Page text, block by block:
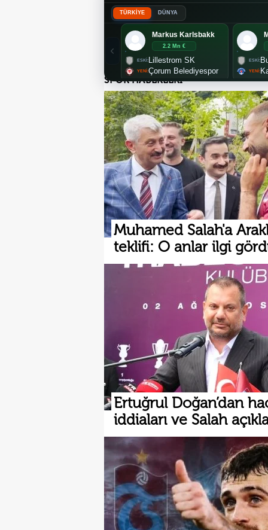
TÜRKİYE DÜNYA
Markus Karlsbakk
2.2 Mn €
Lillestrom SK
Çorum Belediyespor
SPOR HABERLERİ
Muhamed Salah'a
teklifi: O anlar ilgi
Ertuğrul Doğan’dan
iddiaları ve Salah